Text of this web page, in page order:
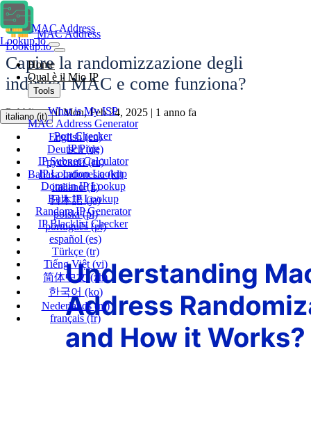
MAC Address
Lookup.io
MAC Address
Lookup.io
Home
Qual è il Mio IP
Tools
What is My ISP
MAC Address Generator
Port Checker
IP Ping
IP Subnet Calculator
IP Location Lookup
Domain IP Lookup
Bulk IP Lookup
Random IP Generator
IP Blacklist Checker
italiano (it)
English(en)
Deutsch(de)
русский(ru)
Bahasa Indonesia(id)
italiano(it)
日本語(ja)
polski(pl)
português(pt)
español (es)
Türkçe (tr)
Tiếng Việt (vi)
简体中文(zh)
한국어 (ko)
Nederlands(nl)
français(fr)
Capire la randomizzazione degli
indirizzi MAC e come funziona?
Pubblicato il Mon, Feb 24, 2025 | 1 anno fa